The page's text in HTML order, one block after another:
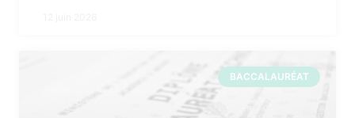
BACCALAURÉAT